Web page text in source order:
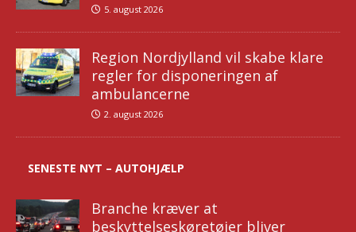
5. august 2026
Region Nordjylland vil skabe klare
regler for disponeringen af
ambulancerne
2. august 2026
SENESTE NYT – AUTOHJÆLP
Branche kræver at
beskyttelseskøretøjer bliver